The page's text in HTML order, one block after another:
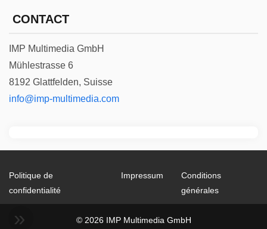
CONTACT
IMP Multimedia GmbH
Mühlestrasse 6
8192 Glattfelden, Suisse
info@imp-multimedia.com
Politique de
confidentialité
Impressum
Conditions
générales
© 2026 IMP Multimedia GmbH